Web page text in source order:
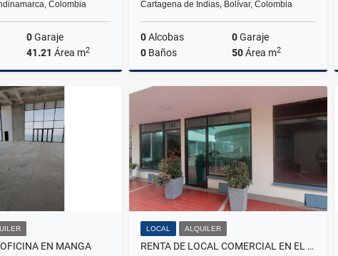
Colombia
0Garaje
41.21 Área m2
$1.900.000
Cartagena de Indias, Bolívar, Colombia
0Alcobas 0Garaje
0 Baños 50Área m2
$1.100.000
EN MANGA
LOCAL ALQUILER
RENTA DE LOCAL COMERCIAL EN EL CENTRO DEL RODADERO - E.C.